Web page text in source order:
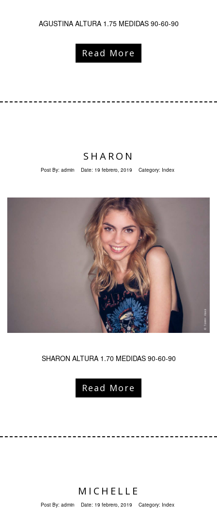
AGUSTINA ALTURA 1.75 MEDIDAS 90-60-90
Read More
SHARON
Post By: admin Date: 19 febrero, 2019 Category: Index
SHARON ALTURA 1.70 MEDIDAS 90-60-90
Read More
MICHELLE
Post By: admin Date: 19 febrero, 2019 Category: Index